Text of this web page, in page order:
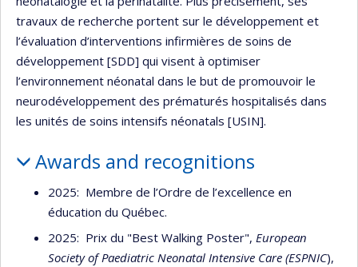
travaux de recherche portent sur le développement et
l’évaluation d’interventions infirmières de soins de
développement [SDD] qui visent à optimiser
l’environnement néonatal dans le but de promouvoir le
neurodéveloppement des prématurés hospitalisés dans
les unités de soins intensifs néonatals [USIN].
Awards and recognitions
2025: Membre de l’Ordre de l’excellence en
éducation du Québec.
2025: Prix du "Best Walking Poster", European
Society of Paediatric Neonatal Intensive Care (ESPNIC),